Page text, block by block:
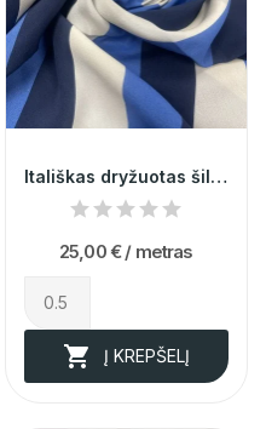
Itališkas dryžuotas šilkas (likutis 1,3m)
25,00 € / metras
 Į KREPŠELĮ